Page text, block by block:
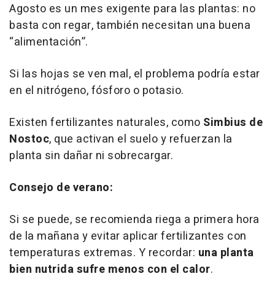
Agosto es un mes exigente para las plantas: no
basta con regar, también necesitan una buena
“alimentación”.
Si las hojas se ven mal, el problema podría estar
en el nitrógeno, fósforo o potasio.
Existen fertilizantes naturales, como Simbius de
Nostoc, que activan el suelo y refuerzan la
planta sin dañar ni sobrecargar.
Consejo de verano:
Si se puede, se recomienda riega a primera hora
de la mañana y evitar aplicar fertilizantes con
temperaturas extremas. Y recordar: una planta
bien nutrida sufre menos con el calor.